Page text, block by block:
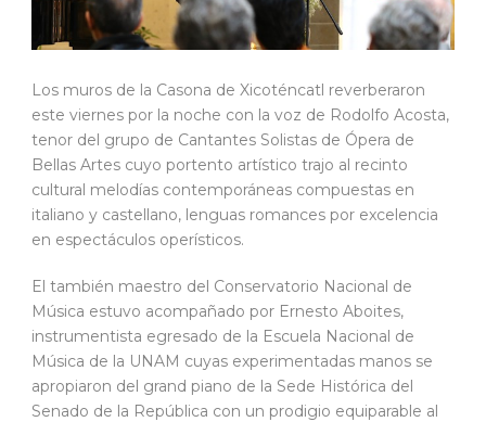
Los muros de la Casona de Xicoténcatl reverberaron
este viernes por la noche con la voz de Rodolfo Acosta,
tenor del grupo de Cantantes Solistas de Ópera de
Bellas Artes cuyo portento artístico trajo al recinto
cultural melodías contemporáneas compuestas en
italiano y castellano, lenguas romances por excelencia
en espectáculos operísticos.
El también maestro del Conservatorio Nacional de
Música estuvo acompañado por Ernesto Aboites,
instrumentista egresado de la Escuela Nacional de
Música de la UNAM cuyas experimentadas manos se
apropiaron del grand piano de la Sede Histórica del
Senado de la República con un prodigio equiparable al